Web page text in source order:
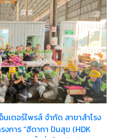
เตอร์ไพรส์ จำกัด สาขาสำโรง
งการ “ฮีดากา ปันสุข (HDK